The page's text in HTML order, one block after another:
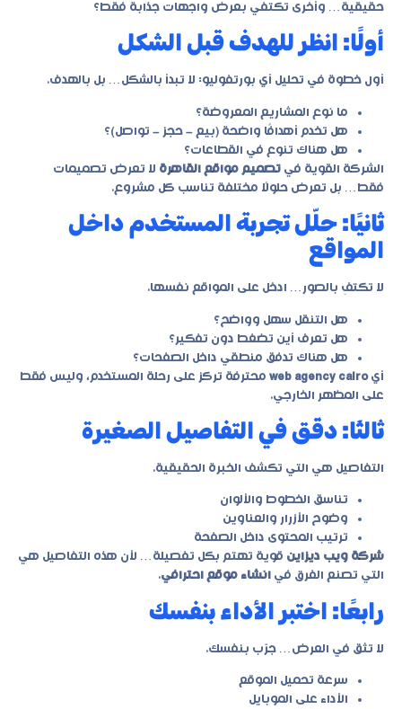
حقيقية… وأخرى تكتفي بعرض واجهات جذابة فقط؟
أولًا: انظر للهدف قبل الشكل
أول خطوة في تحليل أي بورتفوليو: لا تبدأ بالشكل… بل بالهدف.
ما نوع المشاريع المعروضة؟
هل تخدم أهدافًا واضحة (بيع – حجز – تواصل)؟
هل هناك تنوع في القطاعات؟
الشركة القوية في تصميم مواقع القاهرة لا تعرض تصميمات
فقط… بل تعرض حلولًا مختلفة تناسب كل مشروع.
ثانيًا: حلّل تجربة المستخدم داخل
المواقع
لا تكتفِ بالصور… ادخل على المواقع نفسها.
هل التنقل سهل وواضح؟
هل تعرف أين تضغط دون تفكير؟
هل هناك تدفق منطقي داخل الصفحات؟
أيweb agency cairo محترفة تركز على رحلة المستخدم، وليس فقط
على المظهر الخارجي.
ثالثًا: دقّق في التفاصيل الصغيرة
التفاصيل هي التي تكشف الخبرة الحقيقية.
تناسق الخطوط والألوان
وضوح الأزرار والعناوين
ترتيب المحتوى داخل الصفحة
شركة ويب ديزاين قوية تهتم بكل تفصيلة… لأن هذه التفاصيل هي
التي تصنع الفرق في انشاء موقع احترافي.
رابعًا: اختبر الأداء بنفسك
لا تثق في العرض… جرّب بنفسك.
سرعة تحميل الموقع
الأداء على الموبايل